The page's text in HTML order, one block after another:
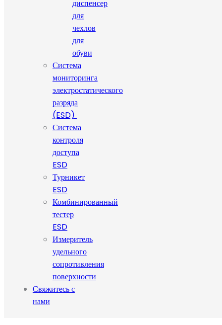
диспенсер
для
чехлов
для
обуви
Система
мониторинга
электростатического
разряда
(ESD)
Система
контроля
доступа
ESD
Турникет
ESD
Комбинированный
тестер
ESD
Измеритель
удельного
сопротивления
поверхности
Свяжитесь с
нами